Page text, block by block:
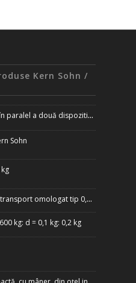
Kern Sohn /
terminale la interfața RS-232 a cântarului
Sohn
omologat tip 0,1 kg: 300 kg
kg: d = 0,1 kg: 0,2 kg